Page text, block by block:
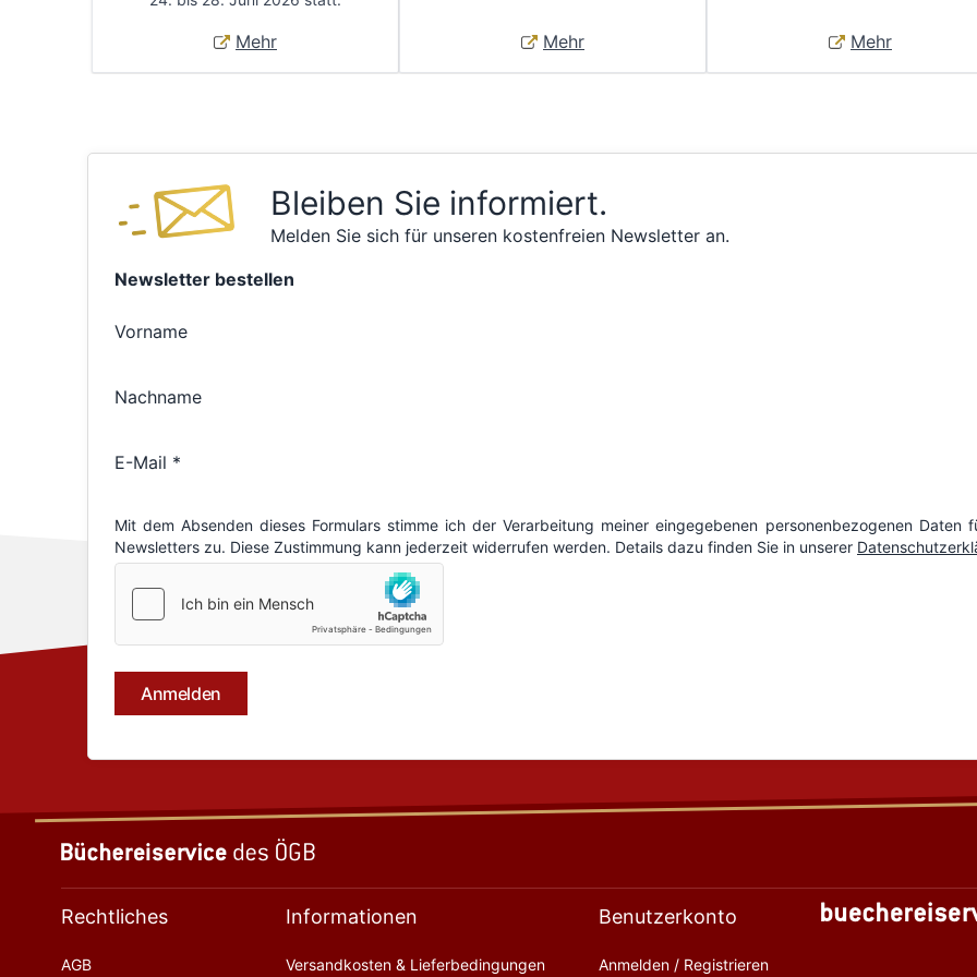
Mehr Mehr Mehr
Bleiben Sie informiert.
Melden Sie sich für unseren kostenfreien Newsletter an.
Rechtliches
AGB
Informationen
Versandkosten & Lieferbedingungen
Benutzerkonto
Anmelden / Registrieren